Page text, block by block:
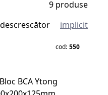
9 produse
implicit
cod: 550